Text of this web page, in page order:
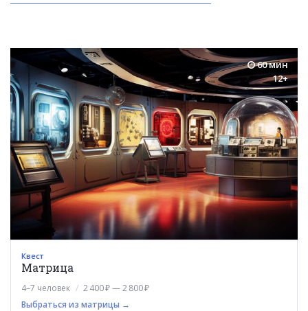
60 мин
12+
Квест
Матрица
4–7 человек
2 400 ₽ — 2 800 ₽
Выбраться из матрицы →